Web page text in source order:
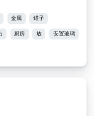
金属 罐子
厨房 放 安置玻璃